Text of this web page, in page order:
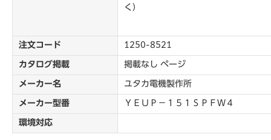
く）
注文コード 1250-8521
カタログ掲載 掲載なし ページ
メーカー名 ユタカ電機製作所
メーカー型番 ＹＥＵＰ－１５１ＳＰＦＷ４
環境対応